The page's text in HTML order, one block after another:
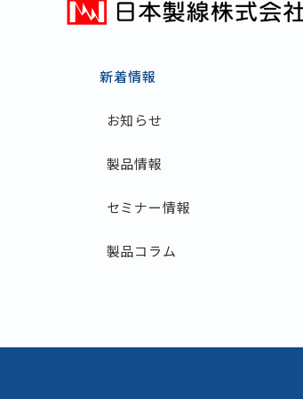
新着情報
お知らせ
製品情報
セミナー情報
製品コラム